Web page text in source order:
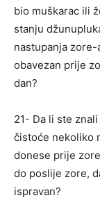
bio muškarac ili
stanju
nastupanja
obavezan prije
dan?
21- Da li ste
čistoće nekoliko
donese prije
do poslije zore,
ispravan?